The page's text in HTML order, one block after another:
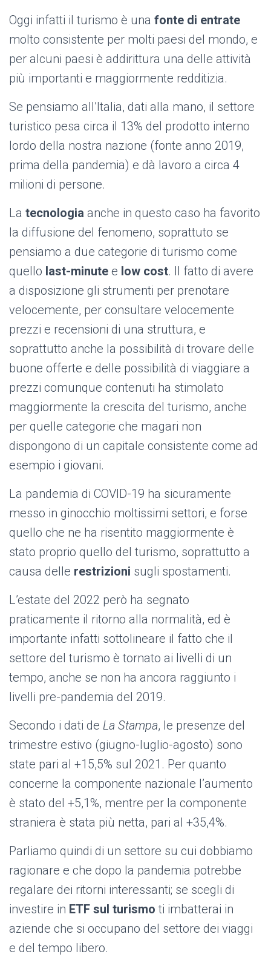
Oggi infatti il turismo è una fonte di entrate
molto consistente per molti paesi del mondo, e
per alcuni paesi è addirittura una delle attività
più importanti e maggiormente redditizia.
Se pensiamo all’Italia, dati alla mano, il settore
turistico pesa circa il 13% del prodotto interno
lordo della nostra nazione (fonte anno 2019,
prima della pandemia) e dà lavoro a circa 4
milioni di persone.
La tecnologia anche in questo caso ha favorito
la diffusione del fenomeno, soprattuto se
pensiamo a due categorie di turismo come
quello last-minute e low cost. Il fatto di avere
a disposizione gli strumenti per prenotare
velocemente, per consultare velocemente
prezzi e recensioni di una struttura, e
soprattutto anche la possibilità di trovare delle
buone offerte e delle possibilità di viaggiare a
prezzi comunque contenuti ha stimolato
maggiormente la crescita del turismo, anche
per quelle categorie che magari non
dispongono di un capitale consistente come ad
esempio i giovani.
La pandemia di COVID-19 ha sicuramente
messo in ginocchio moltissimi settori, e forse
quello che ne ha risentito maggiormente è
stato proprio quello del turismo, soprattutto a
causa delle restrizioni sugli spostamenti.
L’estate del 2022 però ha segnato
praticamente il ritorno alla normalità, ed è
importante infatti sottolineare il fatto che il
settore del turismo è tornato ai livelli di un
tempo, anche se non ha ancora raggiunto i
livelli pre-pandemia del 2019.
Secondo i dati de La Stampa, le presenze del
trimestre estivo (giugno-luglio-agosto) sono
state pari al +15,5% sul 2021. Per quanto
concerne la componente nazionale l’aumento
è stato del +5,1%, mentre per la componente
straniera è stata più netta, pari al +35,4%.
Parliamo quindi di un settore su cui dobbiamo
ragionare e che dopo la pandemia potrebbe
regalare dei ritorni interessanti; se scegli di
investire in ETF sul turismo ti imbatterai in
aziende che si occupano del settore dei viaggi
e del tempo libero.